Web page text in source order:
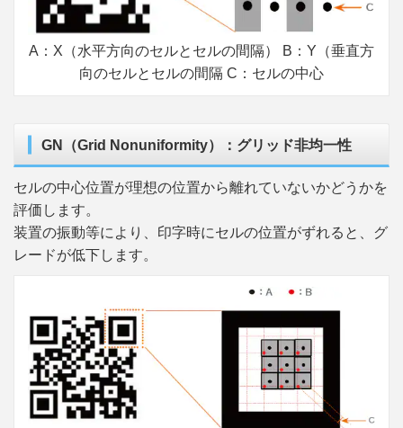
A：X（水平方向のセルとセルの間隔） B：Y（垂直方
向のセルとセルの間隔 C：セルの中心
GN（Grid Nonuniformity）：グリッド非均一性
セルの中心位置が理想の位置から離れていないかどうかを
評価します。
装置の振動等により、印字時にセルの位置がずれると、グ
レードが低下します。